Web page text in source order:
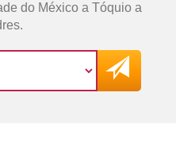
do México a Tóquio a